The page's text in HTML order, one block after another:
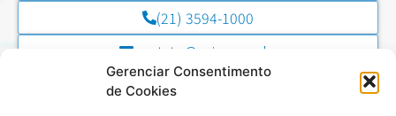
Gerenciar Consentimento
de Cookies
(21) 3594-1000
contato@esim.com.br
NOSSAS REDES SOCIAIS